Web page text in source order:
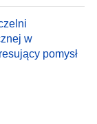
w
pomysł